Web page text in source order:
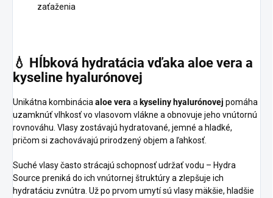
zaťaženia
💧 Hĺbková hydratácia vďaka aloe vera a
kyseline hyalurónovej
Unikátna kombinácia aloe vera a kyseliny hyalurónovej pomáha
uzamknúť vlhkosť vo vlasovom vlákne a obnovuje jeho vnútornú
rovnováhu. Vlasy zostávajú hydratované, jemné a hladké,
pričom si zachovávajú prirodzený objem a ľahkosť.
Suché vlasy často strácajú schopnosť udržať vodu – Hydra
Source preniká do ich vnútornej štruktúry a zlepšuje ich
hydratáciu zvnútra. Už po prvom umytí sú vlasy mäkšie, hladšie